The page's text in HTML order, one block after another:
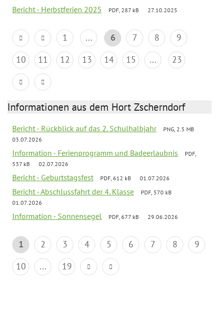
Bericht - Herbstferien 2025 PDF, 287 kB 27.10.2025
1 ... 6 7 8
9
10
11 12 13 14 15 ... 23
Informationen aus dem Hort Zscherndorf
Bericht - Rückblick auf das 2. Schulhalbjahr
PNG, 2.5 MB
03.07.2026
Information - Ferienprogramm und Badeerlaubnis
PDF,
537 kB
02.07.2026
Bericht - Geburtstagsfest PDF, 612 kB 01.07.2026
Bericht - Abschlussfahrt der 4. Klasse
PDF, 570 kB
01.07.2026
Information - Sonnensegel PDF, 677 kB 29.06.2026
1 2 3 4 5 6 7 8
9
10
... 19